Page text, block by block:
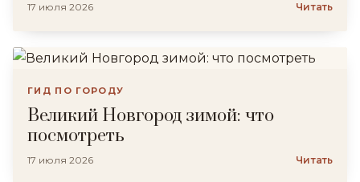
17 июля 2026 Читать
ГИД ПО ГОРОДУ
Великий Новгород зимой: что
посмотреть
17 июля 2026 Читать